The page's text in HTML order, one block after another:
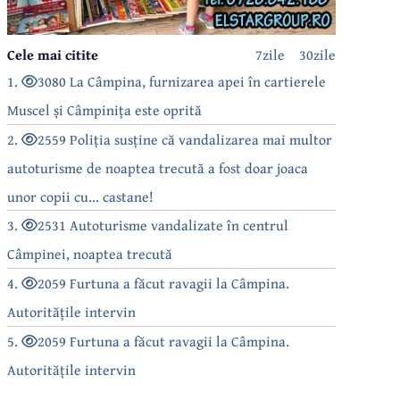
30zile
7zile
Cele mai citite
1.
3080 La Câmpina, furnizarea apei în cartierele
Muscel și Câmpinița este oprită
2.
2559 Poliția susține că vandalizarea mai multor
autoturisme de noaptea trecută a fost doar joaca
unor copii cu... castane!
3.
2531 Autoturisme vandalizate în centrul
Câmpinei, noaptea trecută
4.
2059 Furtuna a făcut ravagii la Câmpina.
Autoritățile intervin
5.
2059 Furtuna a făcut ravagii la Câmpina.
Autoritățile intervin